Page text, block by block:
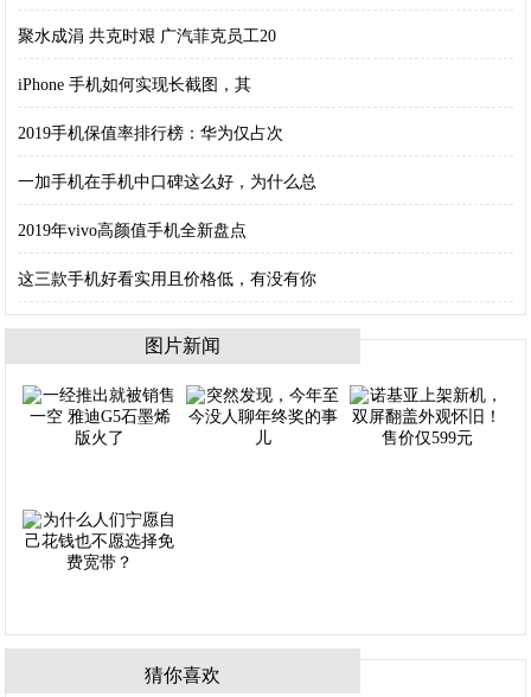
聚水成涓 共克时艰 广汽菲克员工20
iPhone 手机如何实现长截图，其
2019手机保值率排行榜：华为仅占次
一加手机在手机中口碑这么好，为什么总
2019年vivo高颜值手机全新盘点
这三款手机好看实用且价格低，有没有你
图片新闻
猜你喜欢